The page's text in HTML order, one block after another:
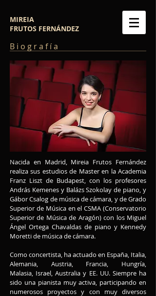
MIREIA
FRUTOS FERNÁNDEZ
B i o g r a f í a
Nacida en Madrid, Mireia Frutos Fernández
realiza sus estudios de Master en la Academia
Franz Liszt de Budapest, con los profesores
András Kemenes y Balázs Szokolay de piano, y
Gábor Csalog de música de cámara, y de Grado
Superior de Música en el CSMA (Conservatorio
Superior de Música de Aragón) con los Miguel
Ángel Ortega Chavaldas de piano y Kennedy
Moretti de música de cámara.
Como concertista, ha actuado en España, Italia,
Alemania, Austria, Francia, Hungría,
Malasia, Israel, Australia y EE. UU. Siempre ha
sido una pianista muy activa, participando en
numerosos proyectos y con muy diversos